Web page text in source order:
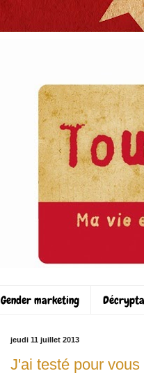
Gender marketing
jeudi 11 juillet 2013
J'ai testé pour